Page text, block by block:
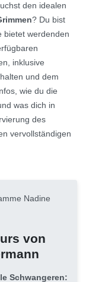
den idealen
? Du bist
bietet werdenden
inklusive
und dem
wie du die
was dich in
des
vervollständigen
von
Schwangeren: